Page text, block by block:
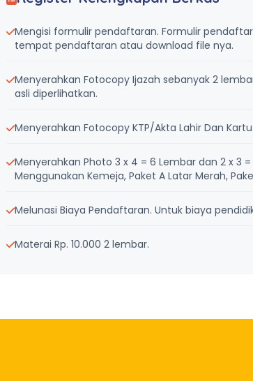
Mengisi formulir pendaftaran. Formulir
tempat pendaftaran atau download file nya.
Menyerahkan Fotocopy Ijazah sebanyak 2
asli diperlihatkan.
Menyerahkan Fotocopy KTP/Akta Lahir Dan
Menyerahkan Photo 3 x 4 = 6 Lembar dan 2 x 3
Menggunakan Kemeja, Paket A Latar Merah,
Melunasi Biaya Pendaftaran. Untuk biaya
Materai Rp. 10.000 2 lembar.